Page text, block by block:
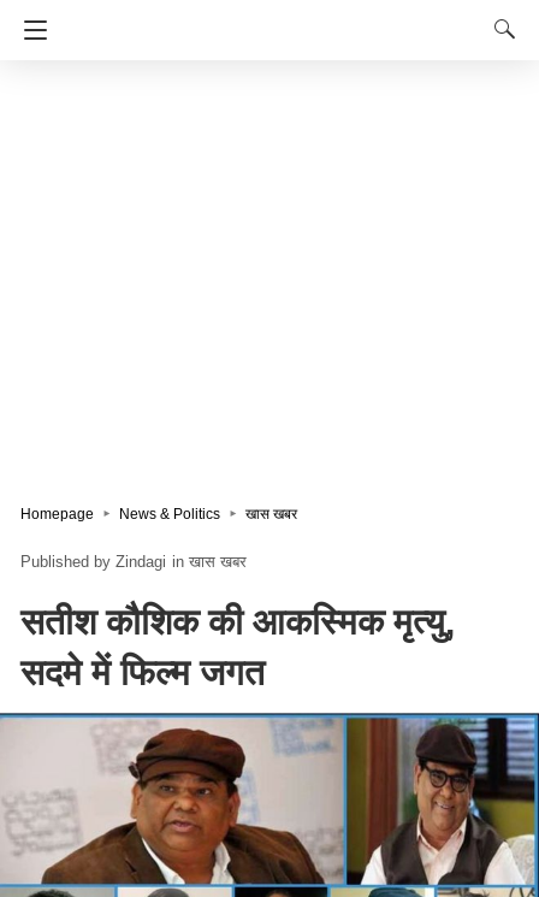
Homepage News & Politics खास खबर
Zindagi in खास खबर
सतीश कौशिक की आकस्मिक मृत्यु,
सदमे में फिल्म जगत